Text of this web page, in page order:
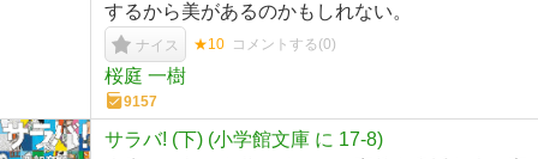
するから美があるのかもしれない。
ナイス ★10 コメントする(0)
桜庭 一樹
9157
サラバ! (下) (小学館文庫 に 17-8)